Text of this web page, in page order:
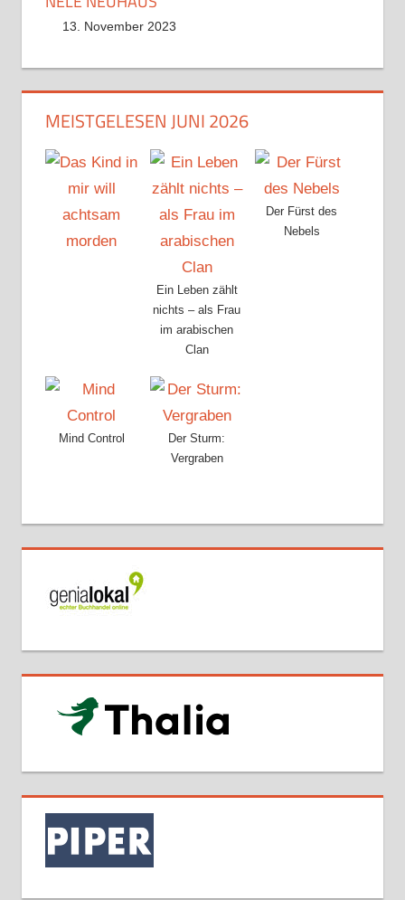
13. November 2023
MEISTGELESEN JUNI 2026
Ein Leben zählt
nichts – als Frau
im arabischen
Clan
Der Fürst des
Nebels
Mind Control
Der Sturm:
Vergraben